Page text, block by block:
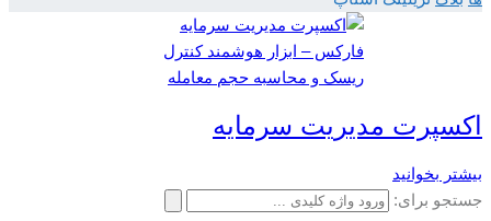
اکسپرت مدیریت سرمایه
بیشتر بخوانید
جستجو برای: